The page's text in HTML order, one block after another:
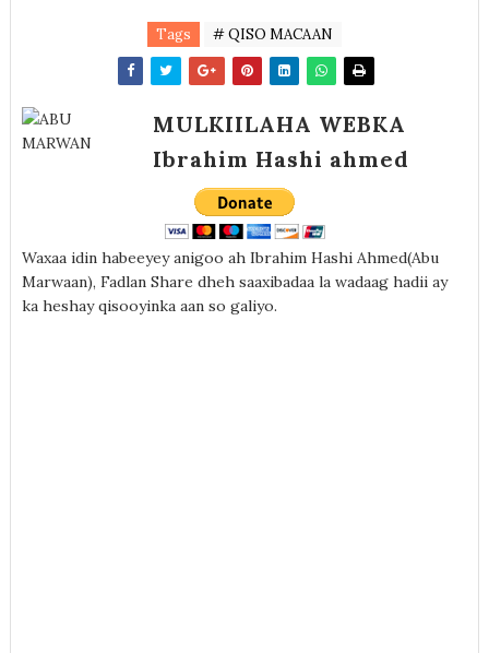
Tags # QISO MACAAN
MULKIILAHA WEBKA
Ibrahim Hashi ahmed
Waxaa idin habeeyey anigoo ah Ibrahim Hashi Ahmed(Abu
Marwaan), Fadlan Share dheh saaxibadaa la wadaag hadii ay
ka heshay qisooyinka aan so galiyo.